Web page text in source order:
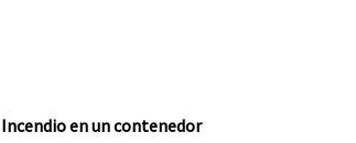
Incendio en un contenedor